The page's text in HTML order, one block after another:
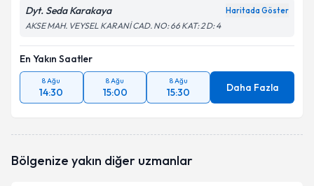
Dyt. Seda Karakaya Haritada Göster
AKSE MAH. VEYSEL KARANİ CAD. NO: 66 KAT: 2 D: 4
En Yakın Saatler
8 Ağu
14:30
8 Ağu
15:00
8 Ağu
15:30 Daha Fazla
Bölgenize yakın diğer uzmanlar